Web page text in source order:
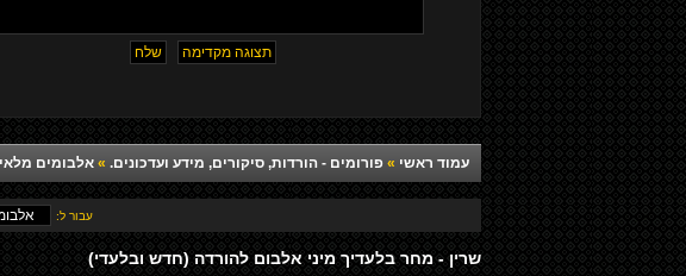
עמוד ראשי » פורומים - הורדות, סיקורים, מידע ועדכונים. » אלבומים
עבור ל:
שרין - מחר בלעדיך מיני אלבום להורדה (חדש ובלעדי)